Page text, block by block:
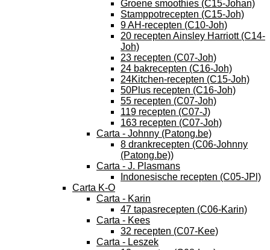
Groene smoothies (C15-Johan)
Stamppotrecepten (C15-Joh)
9 AH-recepten (C10-Joh)
20 recepten Ainsley Harriott (C14-
Joh)
23 recepten (C07-Joh)
24 bakrecepten (C16-Joh)
24Kitchen-recepten (C15-Joh)
50Plus recepten (C16-Joh)
55 recepten (C07-Joh)
119 recepten (C07-J)
163 recepten (C07-Joh)
Carta - Johnny (Patong.be)
8 drankrecepten (C06-Johnny
(Patong.be))
Carta - J. Plasmans
Indonesische recepten (C05-JPl)
Carta K-O
Carta - Karin
47 tapasrecepten (C06-Karin)
Carta - Kees
32 recepten (C07-Kee)
Carta - Leszek